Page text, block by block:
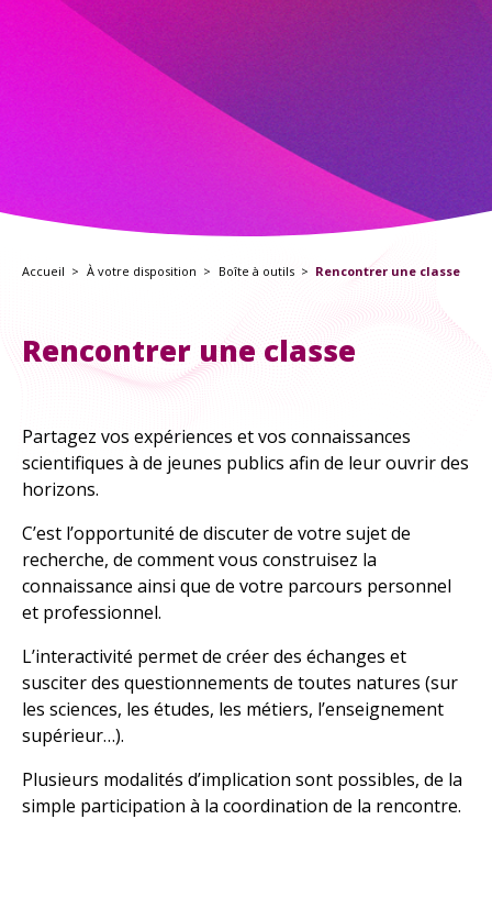
À explorer
TOUTES LES RESSOURCES
TOUTES LES ACTIVITÉS
Accueil À votre disposition Boîte à outils Rencontrer une classe
Rencontrer une classe
Partagez vos expériences et vos connaissances
scientifiques à de jeunes publics afin de leur ouvrir des
horizons.
C’est l’opportunité de discuter de votre sujet de
recherche, de comment vous construisez la
connaissance ainsi que de votre parcours personnel
et professionnel.
L’interactivité permet de créer des échanges et
susciter des questionnements de toutes natures (sur
les sciences, les études, les métiers, l’enseignement
supérieur…).
Plusieurs modalités d’implication sont possibles, de la
simple participation à la coordination de la rencontre.